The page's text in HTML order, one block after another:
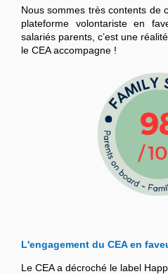
Nous sommes très contents de
plateforme volontariste en
salariés parents, c’est une
le CEA accompagne !
L'engagement du CEA en
Le CEA a décroché le label